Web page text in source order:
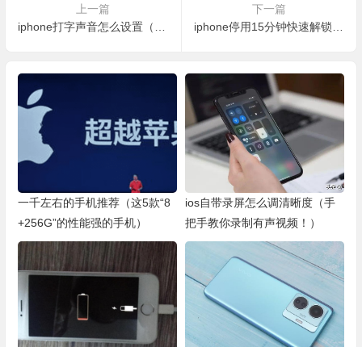
上一篇
iphone打字声音怎么设置（7个你不知道的设置 提升流畅度）
下一篇
iphone停用15分钟快速解锁（只需要以下几个步骤轻松解锁）
一千左右的手机推荐（这5款“8
+256G”的性能强的手机）
ios自带录屏怎么调清晰度（手
把手教你录制有声视频！）